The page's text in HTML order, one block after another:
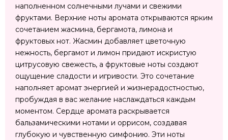
наполненном солнечными лучами и свежими
фруктами. Верхние ноты аромата открываются ярким
сочетанием жасмина, бергамота, лимона и
фруктовых нот. Жасмин добавляет цветочную
нежность, бергамот и лимон придают искристую
цитрусовую свежесть, а фруктовые ноты создают
ощущение сладости и игривости. Это сочетание
наполняет аромат энергией и жизнерадостностью,
пробуждая в вас желание наслаждаться каждым
моментом. Сердце аромата раскрывается
бальзамическими нотами и оррисом, создавая
глубокую и чувственную симфонию. Эти ноты